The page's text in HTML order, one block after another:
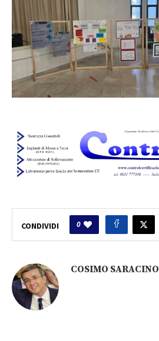
CONDIVIDI 0
COSIMO SARACINO